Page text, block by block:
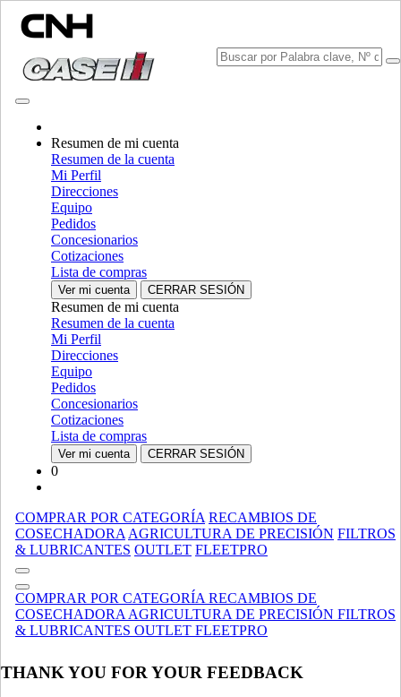
Resumen de mi cuenta
Resumen de la cuenta
Mi Perfil
Direcciones
Equipo
Pedidos
Concesionarios
Cotizaciones
Lista de compras
Ver mi cuenta CERRAR SESIÓN
Resumen de mi cuenta
Resumen de la cuenta
Mi Perfil
Direcciones
Equipo
Pedidos
Concesionarios
Cotizaciones
Lista de compras
Ver mi cuenta CERRAR SESIÓN
0
COMPRAR POR CATEGORÍA RECAMBIOS DE
COSECHADORA AGRICULTURA DE PRECISIÓN FILTROS
& LUBRICANTES OUTLET FLEETPRO
COMPRAR POR CATEGORÍA RECAMBIOS DE
COSECHADORA AGRICULTURA DE PRECISIÓN FILTROS
& LUBRICANTES OUTLET FLEETPRO
THANK YOU FOR YOUR FEEDBACK
Elija una marca
Cerrar el menú
EQUIPO
EQUIPOALL EQUIPO
MANIPULACIÓN DE MATERIALES
Mezcladores Amoladora Mezcladores Amoladora
Cargadores Cargadores
Manipuladores Telescopicos
Minicargadoras
Orugas Cargadoras Compactas
Compactas
Retrocargadoras
Esparcidores De Abono
Especializado Especializado
MANIPULACIÓN DE MATERIALESMOSTRAR TODO
Utility Utility
AccesoriosAccesorios
Compacto Compacto
Especializado Especializado
Césped Comercial, Y Jardín Tractores / Cortadoras Césped
Comercial, Y Jardín Tractores / Cortadoras